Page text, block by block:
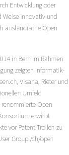
Entwicklung oder
Weise innovativ und
ausländische Open
in Bern im Rahmen
zeigten Informatik-
Visana, Rieter und
Umfeld
Open
erwirbt
vor Patent-Trollen zu
Group /ch/open